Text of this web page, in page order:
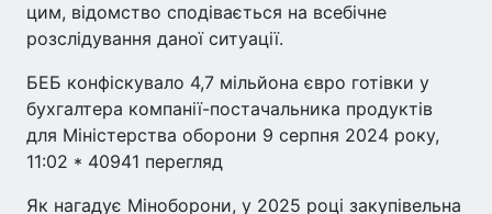
цим, відомство сподівається на всебічне
розслідування даної ситуації.
БЕБ конфіскувало 4,7 мільйона євро готівки у
бухгалтера компанії-постачальника продуктів
для Міністерства оборони 9 серпня 2024 року,
11:02 * 40941 перегляд
Як нагадує Міноборони, у 2025 році закупівельна